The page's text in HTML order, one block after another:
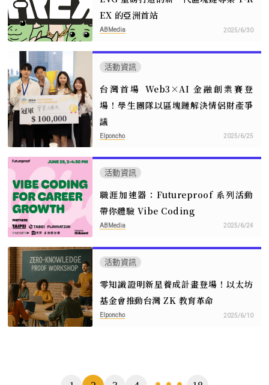
EX 的亞洲首站
ABMedia 2025/6/30
活動資訊
台灣首場 Web3×AI 金融創業賽登
場！學生團隊以區塊鏈解決情侶財產爭
議
Elponcho 2025/6/25
活動資訊
職涯加速器：Futureproof 系列活動
帶你體驗 Vibe Coding
ABMedia 2025/6/24
活動資訊
零知識證明新星養成計畫登場！以太坊
基金會推動台灣 ZK 教育革命
Elponcho 2025/6/10